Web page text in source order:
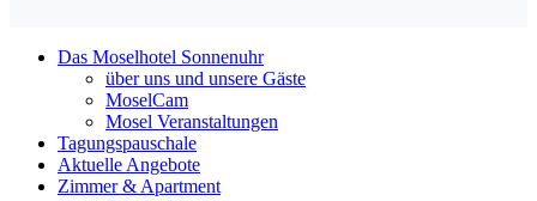
Das Moselhotel Sonnenuhr
über uns und unsere Gäste
MoselCam
Mosel Veranstaltungen
Tagungspauschale
Aktuelle Angebote
Zimmer & Apartment